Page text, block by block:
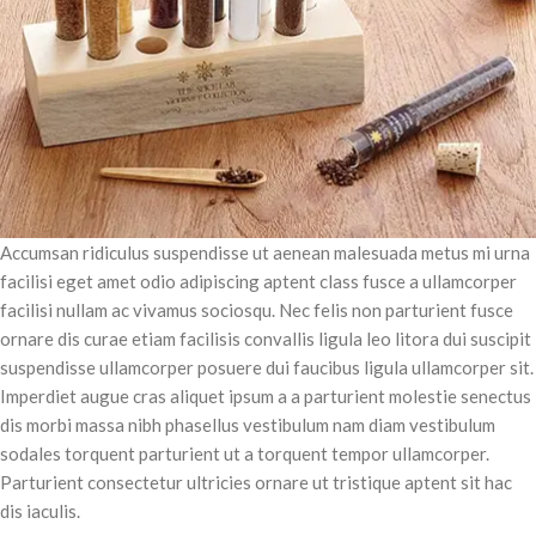
Accumsan ridiculus suspendisse ut aenean malesuada metus mi urna
facilisi eget amet odio adipiscing aptent class fusce a ullamcorper
facilisi nullam ac vivamus sociosqu. Nec felis non parturient fusce
ornare dis curae etiam facilisis convallis ligula leo litora dui suscipit
suspendisse ullamcorper posuere dui faucibus ligula ullamcorper sit.
Imperdiet augue cras aliquet ipsum a a parturient molestie senectus
dis morbi massa nibh phasellus vestibulum nam diam vestibulum
sodales torquent parturient ut a torquent tempor ullamcorper.
Parturient consectetur ultricies ornare ut tristique aptent sit hac
dis iaculis.